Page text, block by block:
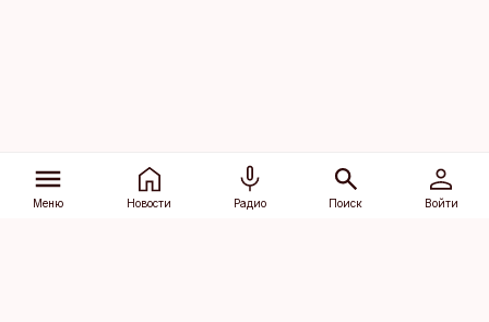
Меню Новости Радио Поиск Войти